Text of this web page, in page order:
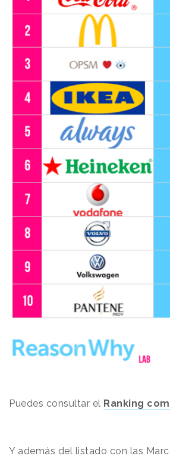
Puedes consultar el Ranking
Y además del listado con las